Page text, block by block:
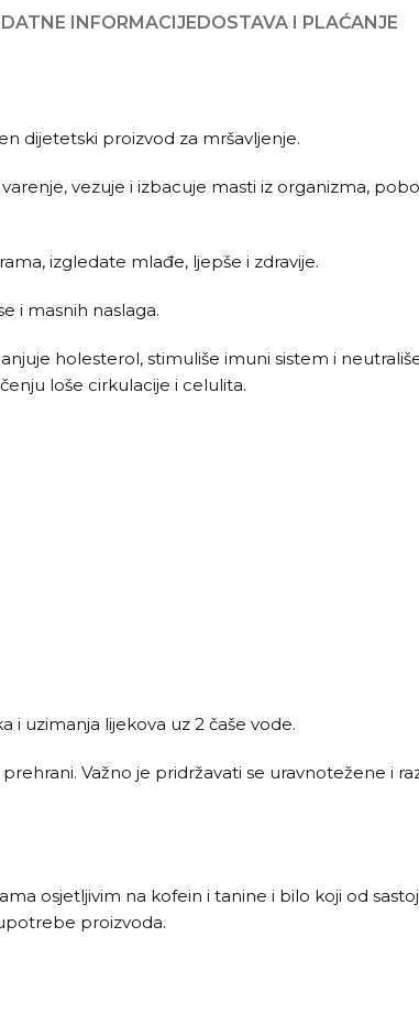
INFORMACIJEDOSTAVA I PLAĆANJE
dijetetski proizvod za mršavljenje.
vezuje i izbacuje masti iz organizma,
izgledate mlađe, ljepše i zdravije.
i masnih naslaga.
holesterol, stimuliše imuni sistem i
loše cirkulacije i celulita.
i uzimanja lijekova uz 2 čaše vode.
Važno je pridržavati se uravnotežene i
osjetljivim na kofein i tanine i bilo koji od
proizvoda.